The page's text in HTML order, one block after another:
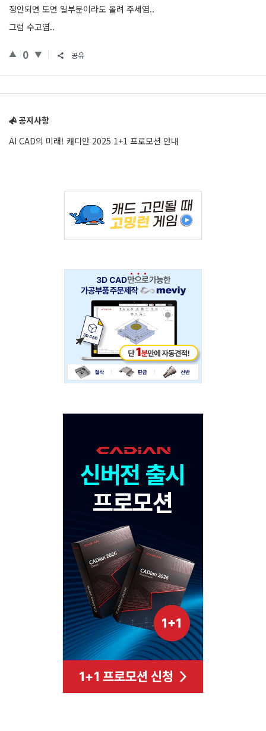
정안되면 도면 일부분이라도 올려 주세염..
그럼 수고염..
0 공유
공지사항
AI CAD의 미래! 캐디안 2025 1+1 프로모션 안내